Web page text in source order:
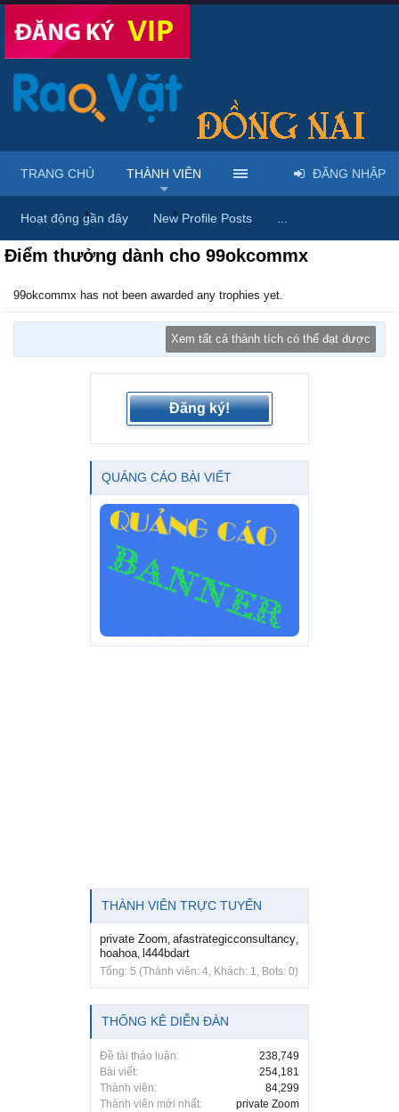
Trang chủ Thành viên 99okcommx
Điểm thưởng dành cho 99okcommx
99okcommx has not been awarded any trophies yet.
Xem tất cả thành tích có thể đạt được
Đăng ký!
QUẢNG CÁO BÀI VIẾT
THÀNH VIÊN TRỰC TUYẾN
private Zoom, afastrategicconsultancy,
hoahoa, l444bdart
Tổng: 5 (Thành viên: 4, Khách: 1, Bots: 0)
THỐNG KÊ DIỄN ĐÀN
Đề tài thảo luận:
238,749
Bài viết:
254,181
Thành viên:
84,299
Thành viên mới nhất:
private Zoom
TRANG CHỦ THÀNH VIÊN
Hoạt động gần đây New Profile Posts
ĐĂNG NHẬP